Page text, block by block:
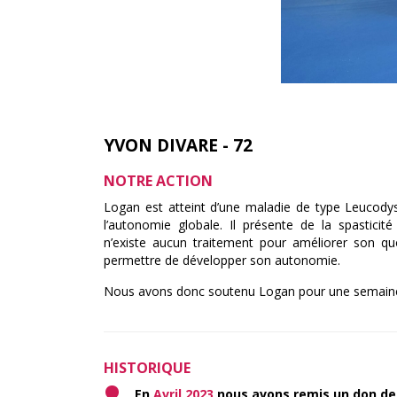
YVON DIVARE - 72
NOTRE ACTION
Logan est atteint d’une maladie de type
l’autonomie globale. Il présente de la
n’existe aucun traitement pour améliorer son
permettre de développer son autonomie.
Nous avons donc soutenu Logan pour une
HISTORIQUE